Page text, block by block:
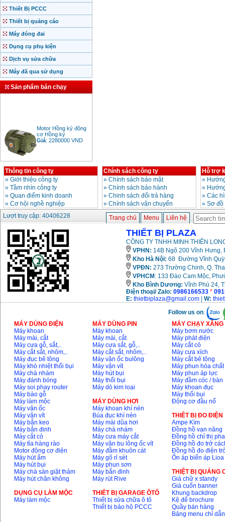
Thiết Bị PCCC
Thiết bị quảng cáo
Máy đóng đai
Dụng cụ phụ kiện
Dịch vụ sửa chữa
Máy đã qua sử dụng
Sản phẩm bán chạy
Motor Hồng ký động
cơ Hồng ký
Giá :2280000 VND
Bảng giá động cơ
diesel đầu nổ diesel
Giá:6500000
Bảng giá mũi khoan
rút lõi bê tông
330000VND
Máy khoan Bosch đa
năng GBH 2-26DRE
(800W)
Giá: 3980000
xăng Stihl MS661
Máy cắt góc đa năng
Makita LS1019L
(1510W)
Giá: 14068000
Bộ máy khoan 100
chi tiết Bosch GSB
13RE (650W)
Giá:
Máy khoan Bosch
GSB 16RE (750W)
Giá: 1850000
Động cơ xăng Honda
GX160 (5.5HP)
Giá:7200000
Thông tin công ty
» Giới thiệu công ty
» Tầm nhìn công ty
» Quan điểm kinh doanh
» Cơ hội nghề nghiệp
Chính sách công ty
» Chính sách bảo mật
» Chính sách bảo hành
» Chinh sách đổi trả hàng
» Chính sách vận chuyển
Hỗ trợ
»
»
» Các
» Sơ
Lượt truy cập: 40406228
Trang chủ Menu Liên hệ
THIẾT BỊ PLAZA
CÔNG TY TNHH MINH THIÊN
VPHN: 14B Ngõ 200 Vĩnh Hưng,
Kho Hà Nội: 68 Đường Vĩnh
VPĐN: 273 Trường Chinh, Q.
VPHCM : 133 Đào Cam Mộc,
Kho Bình Dương: Vĩnh Phú 24,
Điện thoại/ Zalo: 0986166533 *
E: thietbiplaza@gmail.com W:
Follow us on:
MÁY DÙNG ĐIỆN
Máy khoan
Máy mài, cắt
Máy cưa gỗ, sắt,..
Máy cắt sắt, nhôm,..
Máy đục bê tông
Máy khò nhiệt thổi bụi
Máy chà nhám
Máy đánh bóng
Máy soi phay router
Máy bào gỗ
Máy làm mộc
Máy vặn ốc
Máy vặn vít
Máy bắn keo
Máy bắn đinh
Máy cắt cỏ
Máy tỉa hàng rào
Motor động cơ điện
Máy hút ẩm
Máy hút bụi
Máy chà sàn giặt thảm
Máy hút chân không
DỤNG CỤ LÀM MỘC
Máy làm mộc
MÁY DÙNG PIN
Máy khoan
Máy mài, cắt
Máy cưa sắt, gỗ,..
Máy cắt sắt, nhôm,..
Máy vặn ốc bulông
Máy vặn vít
Máy hút bụi
Máy thổi bụi
Máy dò kim loại
MÁY DÙNG HƠI
Máy khoan khí nén
Búa đục khí nén
Máy mài dũa hơi
Máy chà nhám
Máy cưa máy cắt
Máy vặn bu lông ốc vít
Máy đầm khuôn cát
Máy gõ rỉ sét
Máy phun sơn
Máy bắn đinh
Máy rút Rive
THIÊT BỊ GARAGE ÔTÔ
Thiết bị sửa chữa ô tô
Thiết bị bảo hộ PCCC
MÁY CHẠY
Máy bơm nước
Máy phát điện
Máy cắt cỏ
Máy cưa xích
Máy cắt bê tông
Máy phun hóa chất
Máy phun áp lực
Máy đầm cóc / bàn
Máy khoan đục
Máy thổi bụi
Động cơ đầu nổ
THIÊT BỊ ĐO ĐIỆN
Ampe Kìm
Đồng hồ vạn năng
Đồng hồ chỉ thị pha
Đồng hồ đo trở
Đồng hồ đo điện
Ổn áp biến áp Lioa
THIỆT BỊ QUẢNG
Giá chữ x standy
Giá cuốn banner
Khung backdrop
Kệ để brochure
Quầy bán hàng
Bảng menu chỉ dẫn